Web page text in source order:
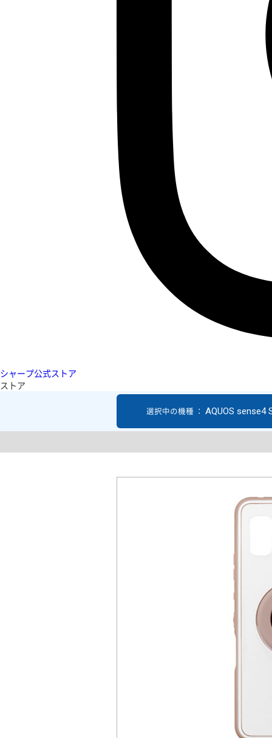
シャープ公式ストア
ストア
選択中の機種 ： AQUOS sense4